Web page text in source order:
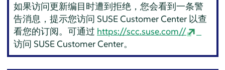
如果访问更新编目时遭到拒绝，您会看到一条警
告消息，提示您访问 SUSE Customer Center 以查
看您的订阅。可通过 https://scc.suse.com//
访问 SUSE Customer Center。